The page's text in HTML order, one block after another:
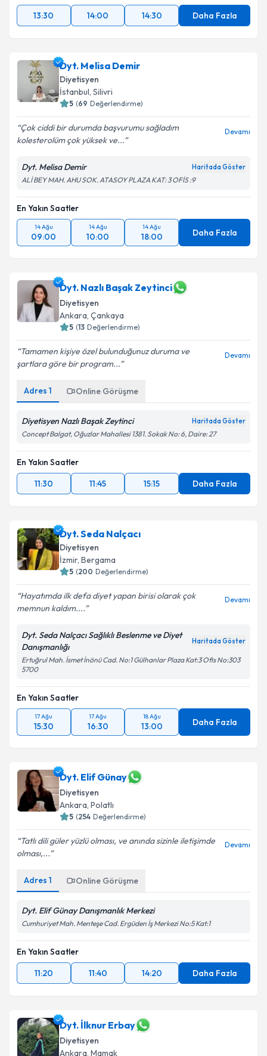
13:30
14:00 14:30 Daha Fazla
Dyt. Melisa Demir
Diyetisyen
İstanbul, Silivri
5 (69 Değerlendirme)
Çok ciddi bir durumda başvurumu sağladım
kolesterolüm çok yüksek ve...
Devamı
Dyt. Melisa Demir Haritada Göster
ALİ BEY MAH. AHU SOK. ATASOY PLAZA KAT: 3 OFİS :9
En Yakın Saatler
14 Ağu
09:00
14 Ağu
10:00
14 Ağu
18:00 Daha Fazla
Dyt. Nazlı Başak Zeytinci
Diyetisyen
Ankara, Çankaya
5 (13 Değerlendirme)
Tamamen kişiye özel bulunduğunuz duruma ve
şartlara göre bir program...
Devamı
Adres 1 Online Görüşme
Diyetisyen Nazlı Başak Zeytinci Haritada Göster
Concept Balgat, Oğuzlar Mahallesi 1381. Sokak No: 6, Daire: 27
En Yakın Saatler
11:30
11:45 15:15 Daha Fazla
Dyt. Seda Nalçacı
Diyetisyen
İzmir, Bergama
5 (200 Değerlendirme)
Hayatımda ilk defa diyet yapan birisi olarak çok
memnun kaldım....
Devamı
Dyt. Seda Nalçacı Sağlıklı Beslenme ve Diyet
Danışmanlığı
Haritada Göster
Ertuğrul Mah. İsmet İnönü Cad. No:1 Gülhanlar Plaza Kat:3 Ofis No:303
5700
En Yakın Saatler
17 Ağu
15:30
17 Ağu
16:30
18 Ağu
13:00 Daha Fazla
Dyt. Elif Günay
Diyetisyen
Ankara, Polatlı
5 (254 Değerlendirme)
Tatlı dili güler yüzlü olması, ve anında sizinle iletişimde
olması,...
Devamı
Adres 1 Online Görüşme
Dyt. Elif Günay Danışmanlık Merkezi
Cumhuriyet Mah. Menteşe Cad. Ergüden İş Merkezi No:5 Kat:1
En Yakın Saatler
11:20
11:40 14:20 Daha Fazla
Dyt. İlknur Erbay
Diyetisyen
Ankara, Mamak